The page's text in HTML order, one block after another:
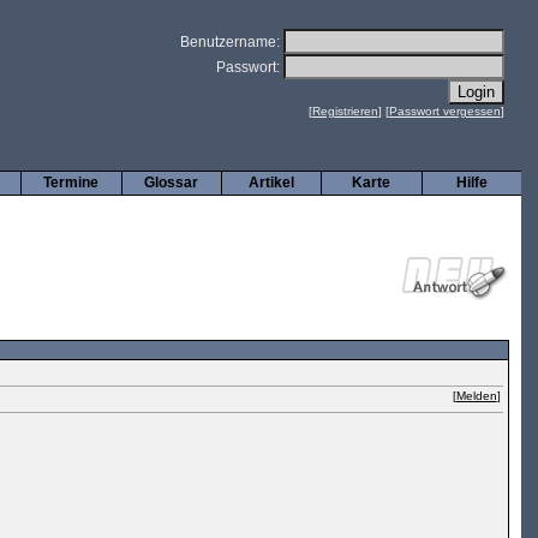
Benutzername:
Passwort:
[Registrieren] [Passwort vergessen]
Hilfe
Karte
Artikel
Glossar
Termine
[Melden]